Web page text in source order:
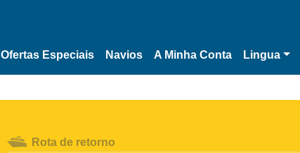
Ofertas Especiais Navios A Minha Conta Lingua
Rota de retorno